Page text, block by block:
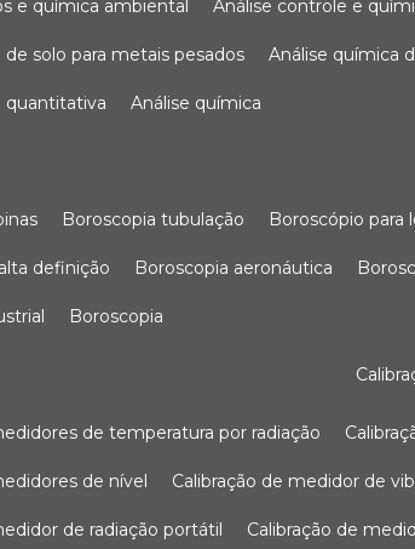
e química ambiental análise controle e
de solo para metais pesados análise química
quantitativa análise química
boroscopia tubulação boroscópio para
definição boroscopia aeronáutica
boroscopia
de temperatura por radiação
de nível calibração de medidor de
de radiação portátil calibração de